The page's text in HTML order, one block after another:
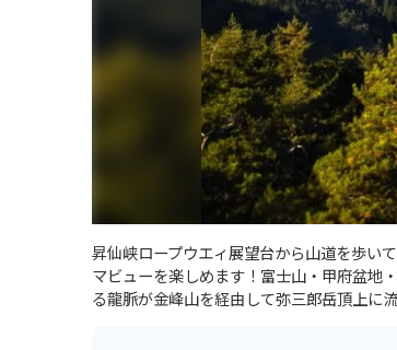
昇仙峡ロープウエィ展望台から山道を歩い
マビューを楽しめます！富士山・甲府盆地
る龍脈が金峰山を経由して弥三郎岳頂上に